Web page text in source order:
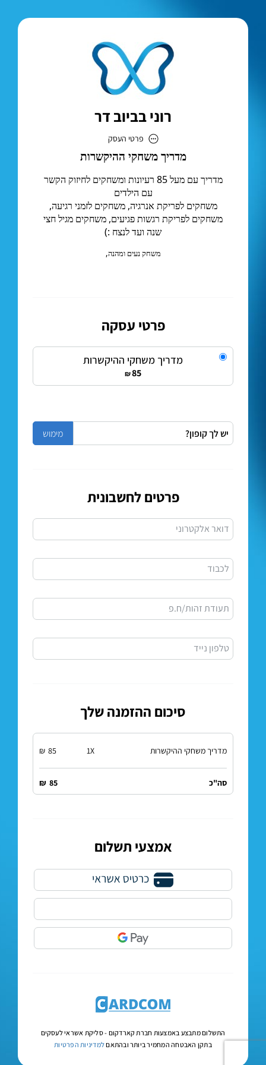
רוני בביוב דר
פרטי העסק
פרטי עסקה
מדריך משחקי ההיקשרות
85
₪
פרטים לחשבונית
דואר אלקטרוני
לכבוד
תעודת זהות/ח.פ
טלפון נייד
סיכום ההזמנה שלך
מדריך משחקי ההיקשרות X
1
85
₪
סה"כ 85
₪
אמצעי תשלום
התשלום מתבצע באמצעות חברת קארדקום -סליקת אשראי לעסקים
בתקן האבטחה המחמיר ביותר ובהתאםלמדיניות הפרטיות